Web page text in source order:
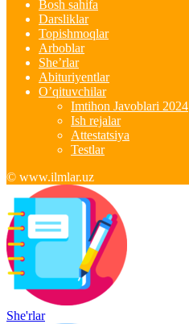
Bosh sahifa
Darsliklar
Topishmoqlar
Arboblar
She’rlar
Abituriyentlar
O’qituvchilar
Imtihon Javoblari 2024
Ish rejalar
Attestatsiya
Testlar
© www.ilmlar.uz
She'rlar